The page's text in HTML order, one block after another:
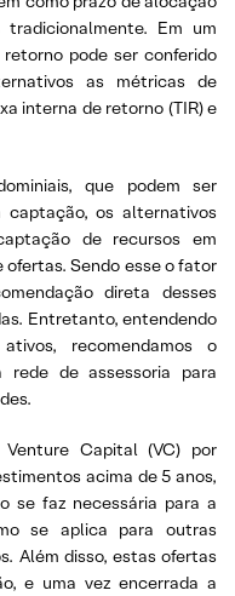
Em um
pode ser conferido
as métricas de
interna de retorno (TIR) e
que podem ser
captação, os alternativos
de recursos em
Sendo esse o fator
direta desses
Entretanto, entendendo
recomendamos o
rede de assessoria para
Capital (VC) por
acima de 5 anos,
se faz necessária para a
se aplica para outras
Além disso, estas ofertas
e uma vez encerrada a